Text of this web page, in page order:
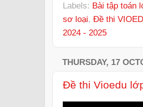
Labels: Bài tập toán
sơ loại, Đề thi
2024 - 2025
THURSDAY, 17
Đề thi Vioedu